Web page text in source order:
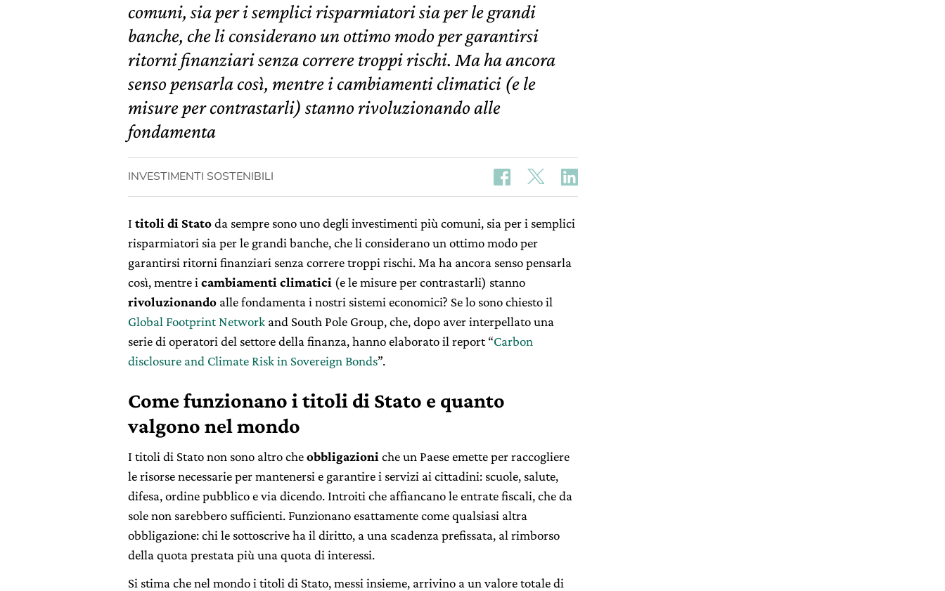
comuni, sia per i semplici risparmiatori sia per le grandi
banche, che li considerano un ottimo modo per garantirsi
ritorni finanziari senza correre troppi rischi. Ma ha ancora
senso pensarla così, mentre i cambiamenti climatici (e le
misure per contrastarli) stanno rivoluzionando alle
fondamenta
INVESTIMENTI SOSTENIBILI
I titoli di Statoda sempre sono uno degli investimenti più comuni, sia per i semplici
risparmiatori sia per le grandi banche, che li considerano un ottimo modo per
garantirsi ritorni finanziari senza correre troppi rischi. Ma ha ancora senso pensarla
così, mentre i cambiamenti climatici (e le misure per contrastarli) stanno
rivoluzionando alle fondamenta i nostri sistemi economici? Se lo sono chiesto il
Global Footprint Network and South Pole Group, che, dopo aver interpellato una
serie di operatori del settore della finanza, hanno elaborato il report “Carbon
disclosure and Climate Risk in Sovereign Bonds”.
Come funzionano i titoli di Stato e quanto
valgono nel mondo
I titoli di Stato non sono altro cheobbligazioni che un Paese emette per raccogliere
le risorse necessarie per mantenersi e garantire i servizi ai cittadini: scuole, salute,
difesa, ordine pubblico e via dicendo. Introiti che affiancano le entrate fiscali, che da
sole non sarebbero sufficienti. Funzionano esattamente come qualsiasi altra
obbligazione: chi le sottoscrive ha il diritto, a una scadenza prefissata, al rimborso
della quota prestata più una quota di interessi.
Si stima che nel mondo i titoli di Stato, messi insieme, arrivino a un valore totale di